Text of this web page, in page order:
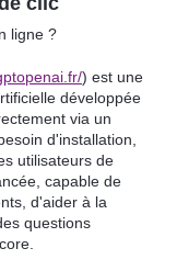
ligne ?
) est une
développée
via un
d'installation,
utilisateurs de
capable de
d'aider à la
questions